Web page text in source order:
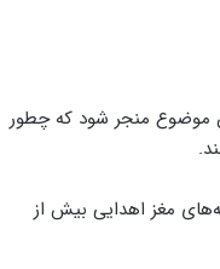
موضوع منجر شود که چطور
مغز اهدایی بیش از